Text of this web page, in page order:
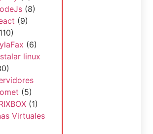
(8)
(9)
(6)
linux
(5)
(1)
Virtuales